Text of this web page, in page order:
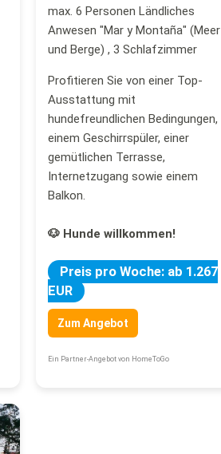
max. 6 Personen Ländliches
Anwesen "Mar y Montaña" (Meer
und Berge) , 3 Schlafzimmer
Profitieren Sie von einer Top-
Ausstattung mit
hundefreundlichen Bedingungen,
einem Geschirrspüler, einer
gemütlichen Terrasse,
Internetzugang sowie einem
Balkon.
🐶 Hunde willkommen!
Preis pro Woche: ab 1.267
EUR
Zum Angebot
Ein Partner-Angebot von HomeToGo